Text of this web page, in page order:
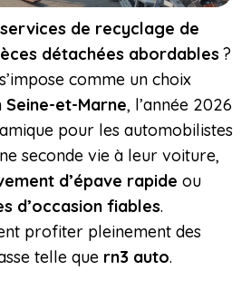
services de recyclage de
détachées abordables?
s’impose comme un choix
Seine-et-Marne, l’année 2026
pour les automobilistes
seconde vie à leur voiture,
d’épave rapide ou
d’occasion fiables.
profiter pleinement des
telle que rn3 auto.